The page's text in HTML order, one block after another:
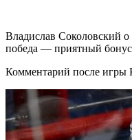
Владислав Соколовский
победа — приятный бонус
Комментарий после игры